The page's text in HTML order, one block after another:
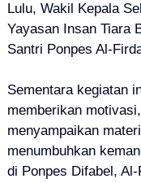
Lulu, Wakil Kepala
Yayasan Insan Tiara
Santri Ponpes Al-
Sementara kegiatan
memberikan
menyampaikan
menumbuhkan
di Ponpes Difabel,